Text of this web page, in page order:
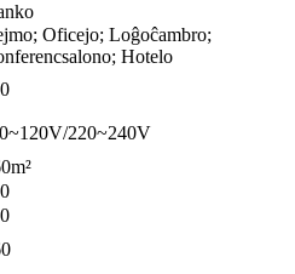
Oficejo; Loĝoĉambro;
Hotelo
220~240V